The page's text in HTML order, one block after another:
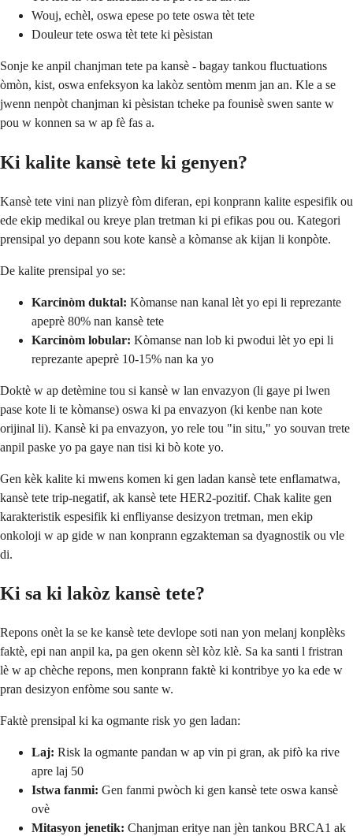
Wouj, echèl, oswa epese po tete oswa tèt tete
Douleur tete oswa tèt tete ki pèsistan
Sonje ke anpil chanjman tete pa kansè - bagay tankou fluctuations
òmòn, kist, oswa enfeksyon ka lakòz sentòm menm jan an. Kle a se
jwenn nenpòt chanjman ki pèsistan tcheke pa founisè swen sante w
pou w konnen sa w ap fè fas a.
Ki kalite kansè tete ki genyen?
Kansè tete vini nan plizyè fòm diferan, epi konprann kalite espesifik ou
ede ekip medikal ou kreye plan tretman ki pi efikas pou ou. Kategori
prensipal yo depann sou kote kansè a kòmanse ak kijan li konpòte.
De kalite prensipal yo se:
Karcinòm duktal: Kòmanse nan kanal lèt yo epi li reprezante
apeprè 80% nan kansè tete
Karcinòm lobular: Kòmanse nan lob ki pwodui lèt yo epi li
reprezante apeprè 10-15% nan ka yo
Doktè w ap detèmine tou si kansè w lan envazyon (li gaye pi lwen
pase kote li te kòmanse) oswa ki pa envazyon (ki kenbe nan kote
orijinal li). Kansè ki pa envazyon, yo rele tou "in situ," yo souvan trete
anpil paske yo pa gaye nan tisi ki bò kote yo.
Gen kèk kalite ki mwens komen ki gen ladan kansè tete enflamatwa,
kansè tete trip-negatif, ak kansè tete HER2-pozitif. Chak kalite gen
karakteristik espesifik ki enfliyanse desizyon tretman, men ekip
onkoloji w ap gide w nan konprann egzakteman sa dyagnostik ou vle
di.
Ki sa ki lakòz kansè tete?
Repons onèt la se ke kansè tete devlope soti nan yon melanj konplèks
faktè, epi nan anpil ka, pa gen okenn sèl kòz klè. Sa ka santi l fristran
lè w ap chèche repons, men konprann faktè ki kontribye yo ka ede w
pran desizyon enfòme sou sante w.
Faktè prensipal ki ka ogmante risk yo gen ladan:
Laj: Risk la ogmante pandan w ap vin pi gran, ak pifò ka rive
apre laj 50
Istwa fanmi: Gen fanmi pwòch ki gen kansè tete oswa kansè
ovè
Mitasyon jenetik: Chanjman eritye nan jèn tankou BRCA1 ak